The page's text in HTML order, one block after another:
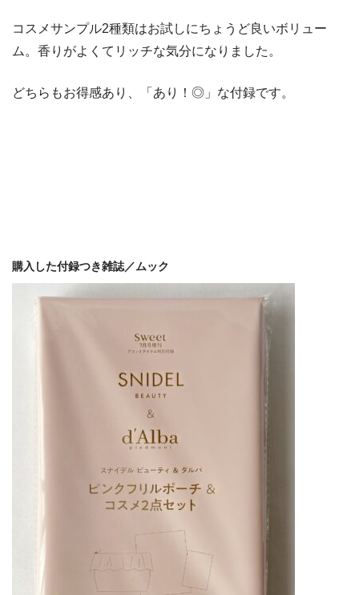
コスメサンプル2種類はお試しにちょうど良いボリュー
ム。香りがよくてリッチな気分になりました。
どちらもお得感あり、「あり！◎」な付録です。
購入した付録つき雑誌／ムック